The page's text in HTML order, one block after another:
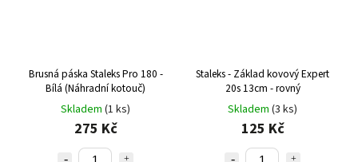
Brusná páska Staleks Pro 180 -
Bílá (Náhradní kotouč)
Skladem (1 ks)
275 Kč
Staleks - Základ kovový Expert
20s 13cm - rovný
Skladem (3 ks)
125 Kč